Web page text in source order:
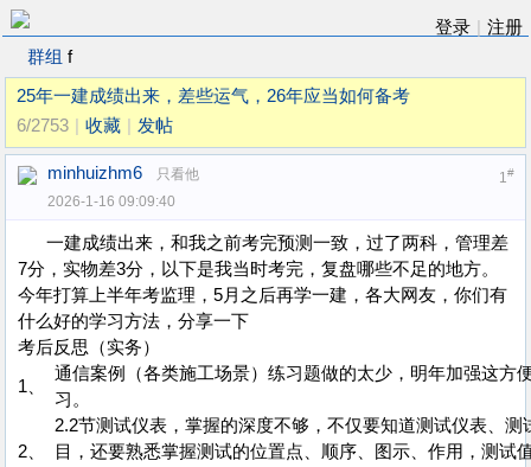
登录
注册
群组 f
25年一建成绩出来，差些运气，26年应当如何备考
6/2753
收藏 发帖
1#
minhuizhm6
只看他
2026-1-16 09:09:40
一建成绩出来，和我之前考完预测一致，过了两科，管理差
7分，实物差3分，以下是我当时考完，复盘哪些不足的地方。
今年打算上半年考监理，5月之后再学一建，各大网友，你们有
什么好的学习方法，分享一下
考后反思（实务）
1、
通信案例（各类施工场景）练习题做的太少，明年加强这方
习。
2、
2.2节测试仪表，掌握的深度不够，不仅要知道测试仪表、测
目，还要熟悉掌握测试的位置点、顺序、图示、作用，测试